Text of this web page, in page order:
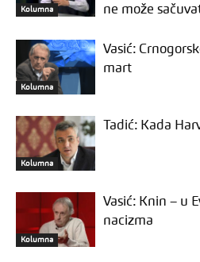
Kolumna
ne može
Kolumna
Vasić:
mart
Kolumna
Tadić: Kada
Kolumna
Vasić: Knin – u
nacizma